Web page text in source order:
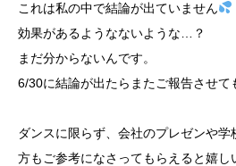
これは私の中で結論が出ていません
効果があるようなないような…？
まだ分からないんです。
6/30に結論が出たらまたご報告させて
ダンスに限らず、会社のプレゼンや
方もご参考になさってもらえると嬉し